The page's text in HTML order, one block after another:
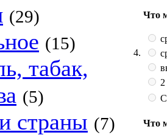
(29)
(15)
табак,
(5)
страны (7)
4.
Что
Что